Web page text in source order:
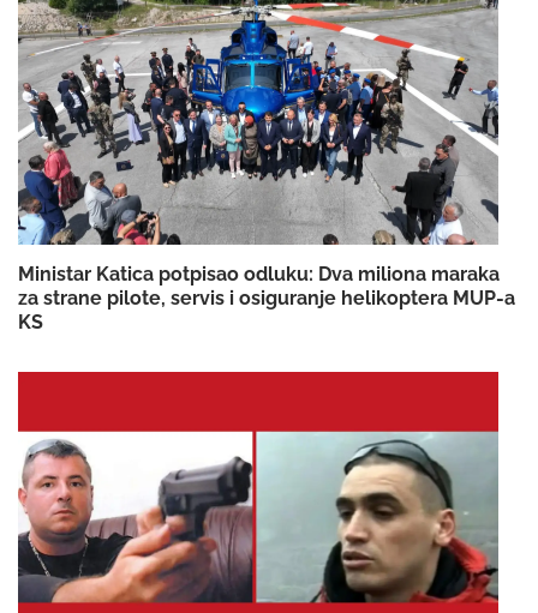
Ministar Katica potpisao odluku: Dva miliona maraka
za strane pilote, servis i osiguranje helikoptera MUP-a
KS